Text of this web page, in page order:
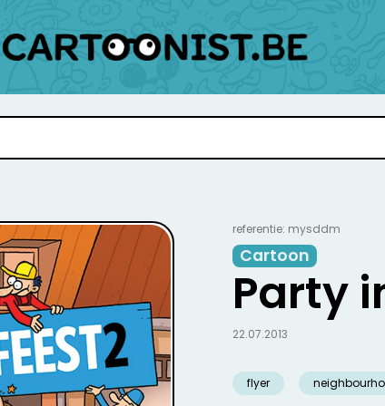
referentie: mysddm
Cartoon
Party
flyer
22.07.2013